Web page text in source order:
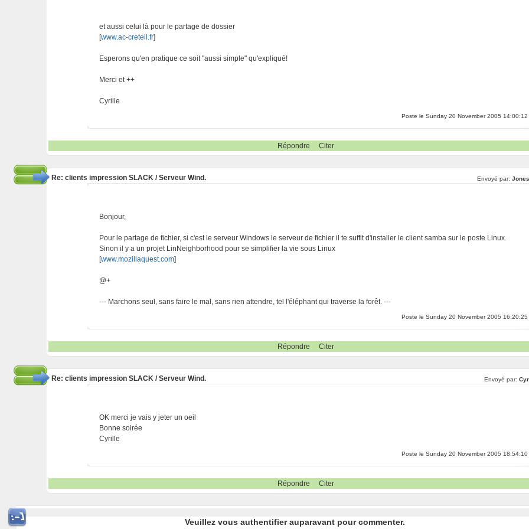
et aussi celui là pour le partage de dossier
[www.ac-creteil.fr]
Esperons qu'en pratique ce soit "aussi simple" qu'expliqué!
Merci et ++
Cyrille
Poste le Sunday 20 November 2005 14:00:12
Répondre Citer
Re: clients impression SLACK / Serveur Wind. Envoyé par:
Bonjour,
Pour le partage de fichier, si c'est le serveur Windows le serveur de fichier il te suffit d'installer le client samba sur le poste Linux.
Sinon il y a un projet LinNeighborhood pour se simplifier la vie sous Linux
[www.mozillaquest.com]
@+
--- Marchons seul, sans faire le mal, sans rien attendre, tel l'éléphant qui traverse la forêt. ---
Poste le Sunday 20 November 2005 16:20:25
Répondre Citer
Re: clients impression SLACK / Serveur Wind. Envoyé par:
OK merci je vais y jeter un oeil
Bonne soirée
Cyrille
Poste le Sunday 20 November 2005 18:54:10
Répondre Citer
Veuillez vous authentifier auparavant pour commenter.